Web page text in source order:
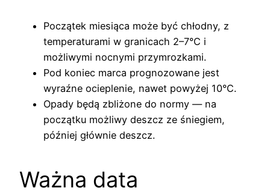
Początek miesiąca może być chłodny, z
temperaturami w granicach 2–7°C i
możliwymi nocnymi przymrozkami.
Pod koniec marca prognozowane jest
wyraźne ocieplenie, nawet powyżej 10°C.
Opady będą zbliżone do normy — na
początku możliwy deszcz ze śniegiem,
później głównie deszcz.
Ważna data